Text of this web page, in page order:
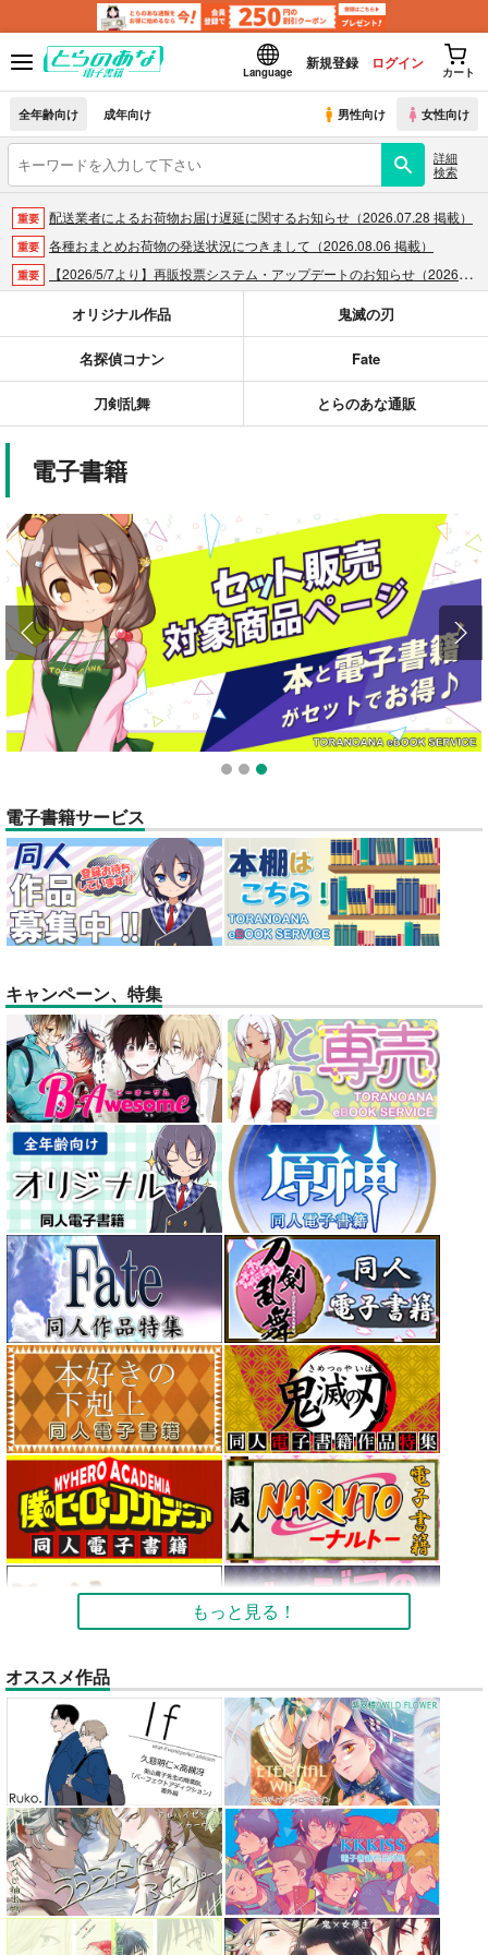
Language
新規登録 ログイン
カート
全年齢向け 成年向け 男性向け 女性向け
詳細
検索
重要 配送業者によるお荷物お届け遅延に関するお知らせ（2026.07.28 掲載）
重要 各種おまとめお荷物の発送状況につきまして（2026.08.06 掲載）
重要 【2026/5/7より】再販投票システム・アップデートのお知らせ（2026.05.07 掲載）
「とらのあな×駿河屋日本橋乙女同人誌館」通販店頭受取サービス開始のお知らせ（2026.01.05 更新｜2025.12.30 掲載）
重要 【2025/12/1より】「通販ポイント⇒とらコイン変換キャンペーン」終了のお知らせ（2025.11.21 掲載）
個人情報保護方針の改定について（2025.09.19 更新｜2025.08.01 掲載）
全てのお知らせを見る
オリジナル作品 鬼滅の刃
名探偵コナン Fate
刀剣乱舞 とらのあな通販
電子書籍
1 2 3
電子書籍サービス
キャンペーン、特集
もっと見る！
オススメ作品